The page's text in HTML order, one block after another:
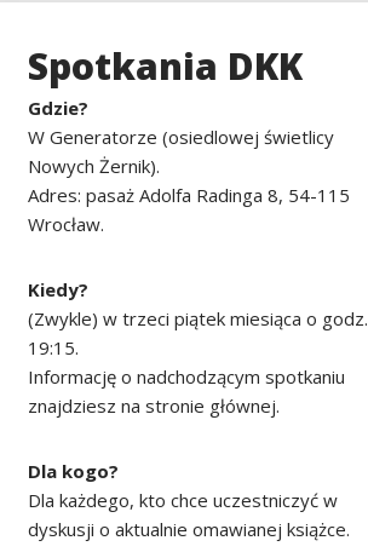
Spotkania DKK
Gdzie?
W Generatorze (osiedlowej świetlicy
Nowych Żernik).
Adres: pasaż Adolfa Radinga 8, 54-115
Wrocław.
Kiedy?
(Zwykle) w trzeci piątek miesiąca o godz.
19:15.
Informację o nadchodzącym spotkaniu
znajdziesz na stronie głównej.
Dla kogo?
Dla każdego, kto chce uczestniczyć w
dyskusji o aktualnie omawianej książce.